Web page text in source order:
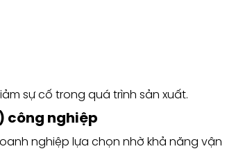
sự cố trong quá trình sản xuất.
công nghiệp
nghiệp lựa chọn nhờ khả năng vận